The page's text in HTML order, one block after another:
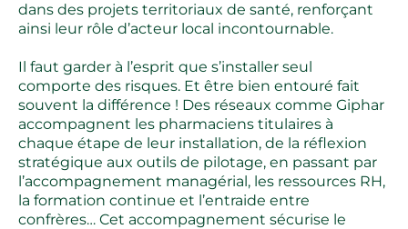
dans des projets territoriaux de santé, renforçant
ainsi leur rôle d’acteur local incontournable.
Il faut garder à l’esprit que s’installer seul
comporte des risques. Et être bien entouré fait
souvent la différence ! Des réseaux comme Giphar
accompagnent les pharmaciens titulaires à
chaque étape de leur installation, de la réflexion
stratégique aux outils de pilotage, en passant par
l’accompagnement managérial, les ressources RH,
la formation continue et l’entraide entre
confrères… Cet accompagnement sécurise le